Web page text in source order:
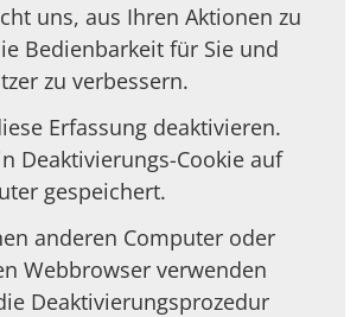
uns, aus Ihren Aktionen zu
Bedienbarkeit für Sie und
zu verbessern.
Erfassung deaktivieren.
Deaktivierungs-Cookie auf
gespeichert.
anderen Computer oder
Webbrowser verwenden
Deaktivierungsprozedur